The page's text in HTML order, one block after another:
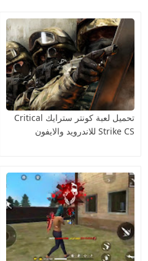
تحميل لعبة كونتر سترايك Critical
Strike CS للاندرويد والايفون